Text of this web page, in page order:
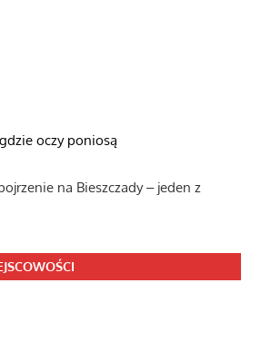
oczy poniosą
na Bieszczady ‒ jeden z